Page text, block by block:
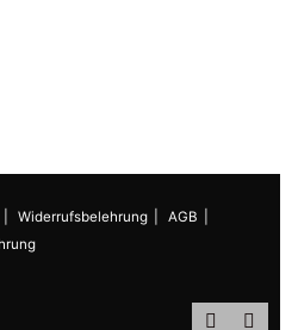
Widerrufsbelehrung
AGB